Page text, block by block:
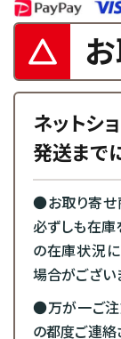
ネットシ
発送まで
●お取り寄せ
必ずしも在庫
の在庫状況
場合がござい
●万が一ご注
の都度ご連絡